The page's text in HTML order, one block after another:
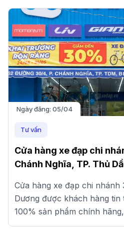
Ngày đăng: 05/04
Tư vấn
Cửa hàng xe đạp chi
Chánh Nghĩa, TP. Thủ
Cửa hàng xe đạp chi nhánh
Dương được khách hàng tin
100% sản phẩm chính
đủ và giá cạnh tranh.